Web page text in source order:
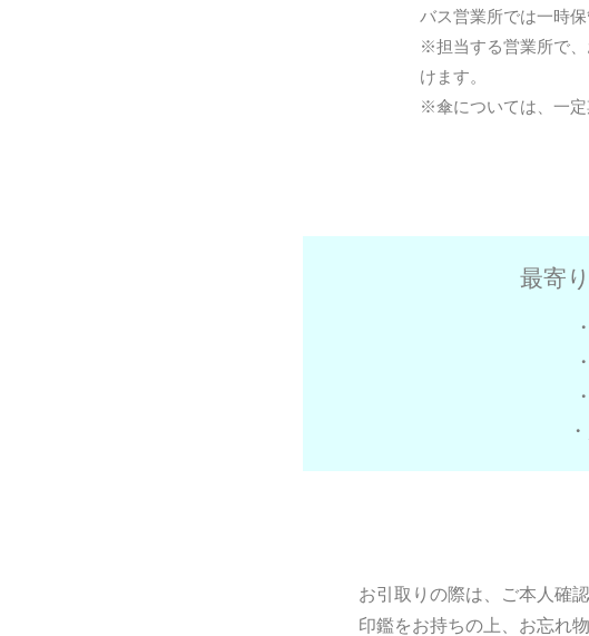
バス営業所では一時
※担当する営業所で
けます。
※傘については、一定
最寄
お引取りの際は、ご本人確
印鑑をお持ちの上、お忘れ